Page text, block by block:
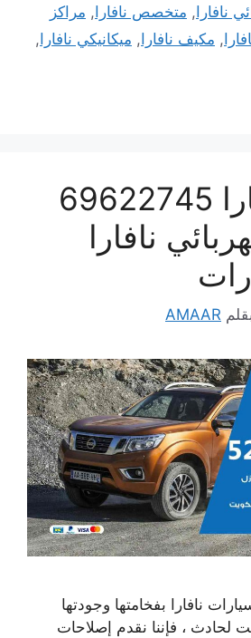
نافارا, متخصص نافارا, مراكز
, مكيف نافارا, ميكانيكي نافارا,
تصليح نافارا 69622745
نافارا
AMAAR
نافارا بفخامتها وجودتها
لحادث ، فإننا نقدم إصلاحات